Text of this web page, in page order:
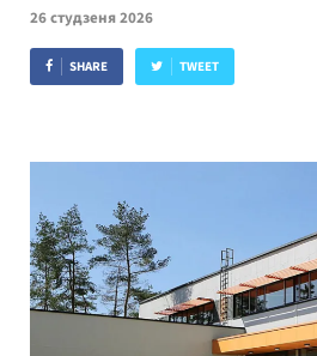
26 студзеня 2026
SHARE TWEET